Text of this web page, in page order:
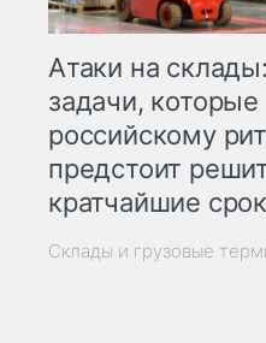
Атаки на
задачи, которые
российскому
предстоит
кратчайшие
Склады и грузовые